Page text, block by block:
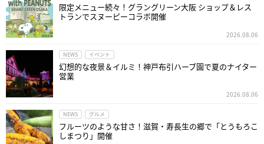
限定メニュー続々！グラングリーン大阪 ショップ＆レス
トランでスヌーピーコラボ開催
2026.08.06
NEWS イベント
幻想的な夜景＆イルミ！神戸布引ハーブ園で夏のナイター
営業
2026.08.06
NEWS グルメ
フルーツのような甘さ！滋賀・寿長生の郷で「とうもろこ
しまつり」開催